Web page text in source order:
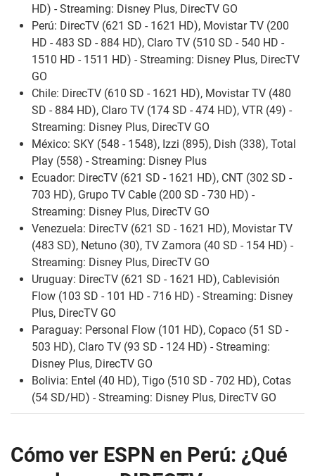
HD) - Streaming: Disney Plus, DirecTV GO
Perú: DirecTV (621 SD - 1621 HD), Movistar TV (200
HD - 483 SD - 884 HD), Claro TV (510 SD - 540 HD -
1510 HD - 1511 HD) - Streaming: Disney Plus, DirecTV
GO
Chile: DirecTV (610 SD - 1621 HD), Movistar TV (480
SD - 884 HD), Claro TV (174 SD - 474 HD), VTR (49) -
Streaming: Disney Plus, DirecTV GO
México: SKY (548 - 1548), Izzi (895), Dish (338), Total
Play (558) - Streaming: Disney Plus
Ecuador: DirecTV (621 SD - 1621 HD), CNT (302 SD -
703 HD), Grupo TV Cable (200 SD - 730 HD) -
Streaming: Disney Plus, DirecTV GO
Venezuela: DirecTV (621 SD - 1621 HD), Movistar TV
(483 SD), Netuno (30), TV Zamora (40 SD - 154 HD) -
Streaming: Disney Plus, DirecTV GO
Uruguay: DirecTV (621 SD - 1621 HD), Cablevisión
Flow (103 SD - 101 HD - 716 HD) - Streaming: Disney
Plus, DirecTV GO
Paraguay: Personal Flow (101 HD), Copaco (51 SD -
503 HD), Claro TV (93 SD - 124 HD) - Streaming:
Disney Plus, DirecTV GO
Bolivia: Entel (40 HD), Tigo (510 SD - 702 HD), Cotas
(54 SD/HD) - Streaming: Disney Plus, DirecTV GO
Cómo ver ESPN en Perú: ¿Qué